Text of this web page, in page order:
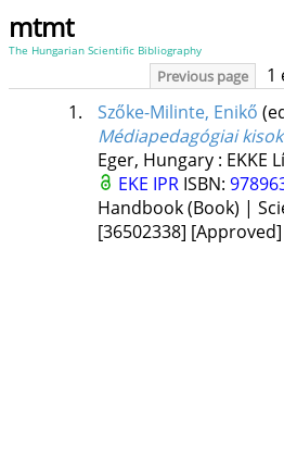
mtmt
The Hungarian Scientific Bibliography
Previous page 1
1. Szőke-Milinte, Enikő
Médiapedagógiai
Eger, Hungary : EKKE
EKE IPR ISBN:
Handbook (Book) |
[36502338] [Approved]